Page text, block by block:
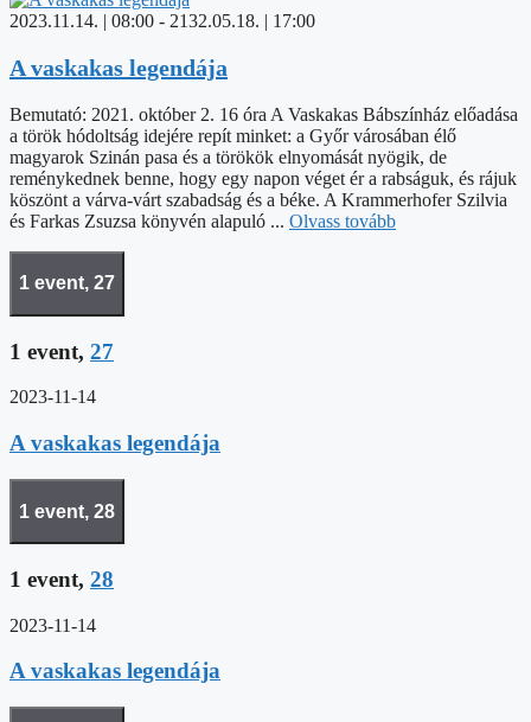
2023.11.14. | 08:00 - 2132.05.18. | 17:00
A vaskakas legendája
Bemutató: 2021. október 2. 16 óra A Vaskakas Bábszínház előadása
a török hódoltság idejére repít minket: a Győr városában élő
magyarok Szinán pasa és a törökök elnyomását nyögik, de
reménykednek benne, hogy egy napon véget ér a rabságuk, és rájuk
köszönt a várva-várt szabadság és a béke. A Krammerhofer Szilvia
és Farkas Zsuzsa könyvén alapuló ... Olvass tovább
1 event, 27
1 event, 27
2023-11-14
A vaskakas legendája
1 event, 28
1 event, 28
2023-11-14
A vaskakas legendája